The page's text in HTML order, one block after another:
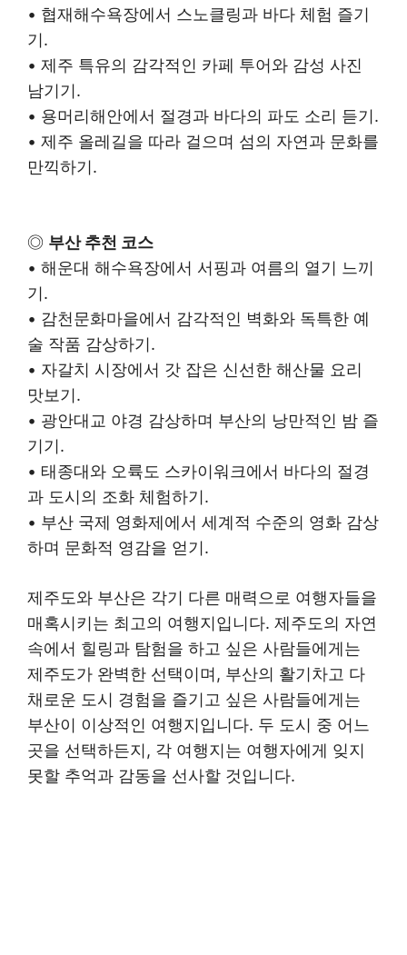
• 협재해수욕장에서 스노클링과 바다 체험 즐기
기.
• 제주 특유의 감각적인 카페 투어와 감성 사진
남기기.
• 용머리해안에서 절경과 바다의 파도 소리 듣기.
• 제주 올레길을 따라 걸으며 섬의 자연과 문화를
만끽하기.
◎ 부산 추천 코스
• 해운대 해수욕장에서 서핑과 여름의 열기 느끼
기.
• 감천문화마을에서 감각적인 벽화와 독특한 예
술 작품 감상하기.
• 자갈치 시장에서 갓 잡은 신선한 해산물 요리
맛보기.
• 광안대교 야경 감상하며 부산의 낭만적인 밤 즐
기기.
• 태종대와 오륙도 스카이워크에서 바다의 절경
과 도시의 조화 체험하기.
• 부산 국제 영화제에서 세계적 수준의 영화 감상
하며 문화적 영감을 얻기.
제주도와 부산은 각기 다른 매력으로 여행자들을
매혹시키는 최고의 여행지입니다. 제주도의 자연
속에서 힐링과 탐험을 하고 싶은 사람들에게는
제주도가 완벽한 선택이며, 부산의 활기차고 다
채로운 도시 경험을 즐기고 싶은 사람들에게는
부산이 이상적인 여행지입니다. 두 도시 중 어느
곳을 선택하든지, 각 여행지는 여행자에게 잊지
못할 추억과 감동을 선사할 것입니다.